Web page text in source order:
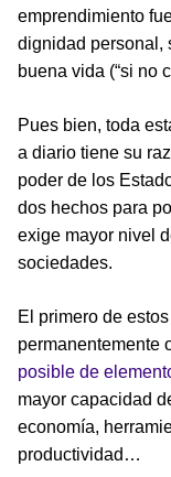
emprendimiento
dignidad personal,
buena vida (“si no
Pues bien, toda
a diario tiene su
poder de los
dos hechos para
exige mayor nivel
sociedades.
El primero de
permanentemente
posible de
mayor capacidad
economía,
productividad…